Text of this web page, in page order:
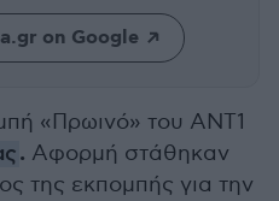
on Google
«Πρωινό» του ΑΝΤ1
. Αφορμή στάθηκαν
της εκπομπής για την